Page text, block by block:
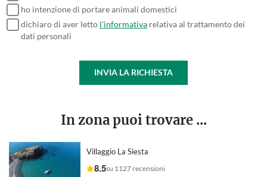
ho intenzione di portare animali domestici
dichiaro di aver letto l'informativa relativa al trattamento dei
dati personali
INVIA LA RICHIESTA
In zona puoi trovare ...
Villaggio La Siesta
8.5su 1127 recensioni